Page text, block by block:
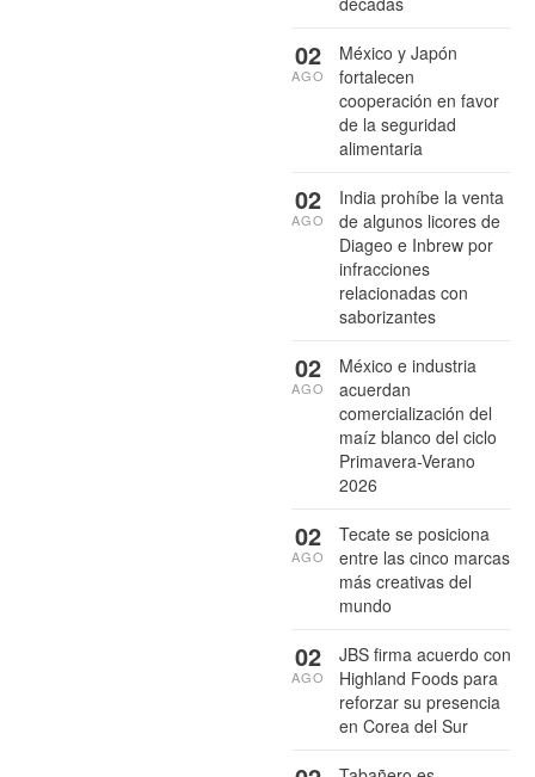
México y Japón
fortalecen
cooperación en favor
de la seguridad
alimentaria
02
AGO
India prohíbe la venta
de algunos licores de
Diageo e Inbrew por
infracciones
relacionadas con
saborizantes
02
AGO
México e industria
acuerdan
comercialización del
maíz blanco del ciclo
Primavera-Verano
2026
02
AGO
Tecate se posiciona
entre las cinco marcas
más creativas del
mundo
02
AGO
JBS firma acuerdo con
Highland Foods para
reforzar su presencia
en Corea del Sur
02
AGO